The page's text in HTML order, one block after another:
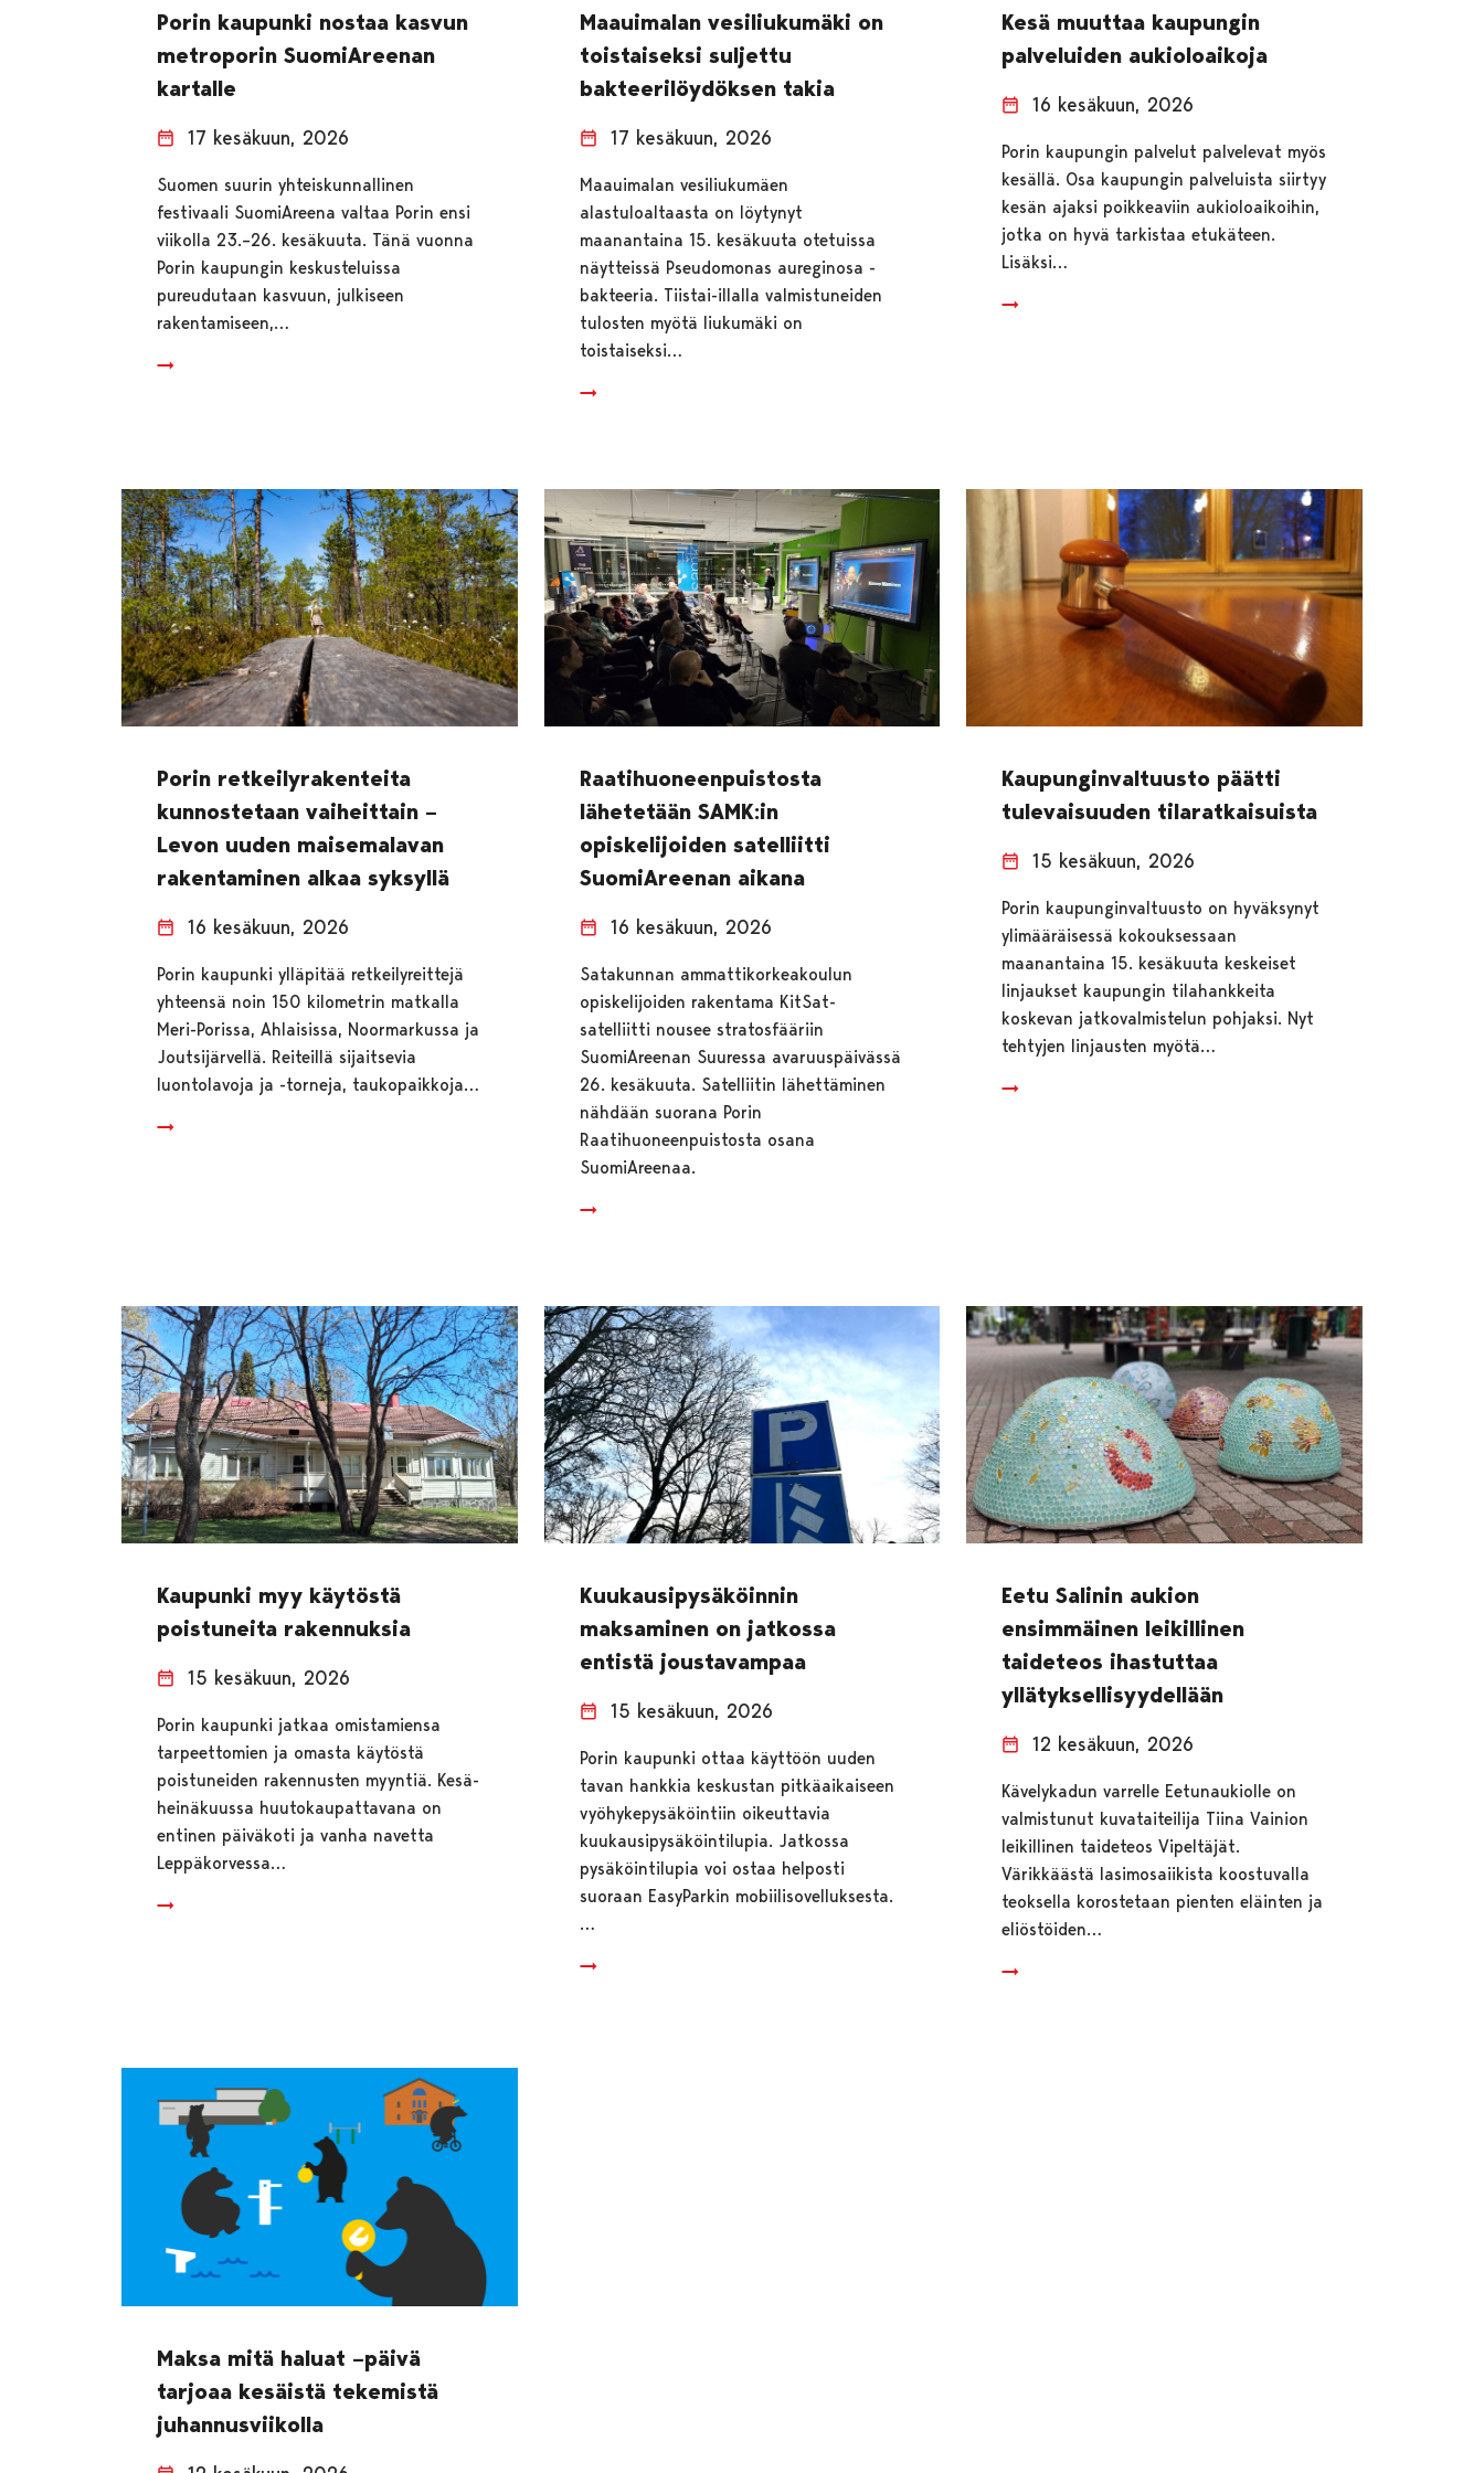
Porin kaupunki nostaa kasvun
metroporin SuomiAreenan
kartalle
17 kesäkuun, 2026
Suomen suurin yhteiskunnallinen
festivaali SuomiAreena valtaa Porin ensi
viikolla 23.–26. kesäkuuta. Tänä vuonna
Porin kaupungin keskusteluissa
pureudutaan kasvuun, julkiseen
rakentamiseen,…
Maauimalan vesiliukumäki on
toistaiseksi suljettu
bakteerilöydöksen takia
17 kesäkuun, 2026
Maauimalan vesiliukumäen
alastuloaltaasta on löytynyt
maanantaina 15. kesäkuuta otetuissa
näytteissä Pseudomonas aureginosa -
bakteeria. Tiistai-illalla valmistuneiden
tulosten myötä liukumäki on
toistaiseksi…
Kesä muuttaa kaupungin
palveluiden aukioloaikoja
16 kesäkuun, 2026
Porin kaupungin palvelut palvelevat myös
kesällä. Osa kaupungin palveluista siirtyy
kesän ajaksi poikkeaviin aukioloaikoihin,
jotka on hyvä tarkistaa etukäteen.
Lisäksi…
Porin retkeilyrakenteita
kunnostetaan vaiheittain –
Levon uuden maisemalavan
rakentaminen alkaa syksyllä
16 kesäkuun, 2026
Porin kaupunki ylläpitää retkeilyreittejä
yhteensä noin 150 kilometrin matkalla
Meri-Porissa, Ahlaisissa, Noormarkussa ja
Joutsijärvellä. Reiteillä sijaitsevia
luontolavoja ja -torneja, taukopaikkoja…
Raatihuoneenpuistosta
lähetetään SAMK:in
opiskelijoiden satelliitti
SuomiAreenan aikana
16 kesäkuun, 2026
Satakunnan ammattikorkeakoulun
opiskelijoiden rakentama KitSat-
satelliitti nousee stratosfääriin
SuomiAreenan Suuressa avaruuspäivässä
26. kesäkuuta. Satelliitin lähettäminen
nähdään suorana Porin
Raatihuoneenpuistosta osana
SuomiAreenaa.
Kaupunginvaltuusto päätti
tulevaisuuden tilaratkaisuista
15 kesäkuun, 2026
Porin kaupunginvaltuusto on hyväksynyt
ylimääräisessä kokouksessaan
maanantaina 15. kesäkuuta keskeiset
linjaukset kaupungin tilahankkeita
koskevan jatkovalmistelun pohjaksi. Nyt
tehtyjen linjausten myötä…
Kaupunki myy käytöstä
poistuneita rakennuksia
15 kesäkuun, 2026
Porin kaupunki jatkaa omistamiensa
tarpeettomien ja omasta käytöstä
poistuneiden rakennusten myyntiä. Kesä-
heinäkuussa huutokaupattavana on
entinen päiväkoti ja vanha navetta
Leppäkorvessa…
Kuukausipysäköinnin
maksaminen on jatkossa
entistä joustavampaa
15 kesäkuun, 2026
Porin kaupunki ottaa käyttöön uuden
tavan hankkia keskustan pitkäaikaiseen
vyöhykepysäköintiin oikeuttavia
kuukausipysäköintilupia. Jatkossa
pysäköintilupia voi ostaa helposti
suoraan EasyParkin mobiilisovelluksesta.
…
Eetu Salinin aukion
ensimmäinen leikillinen
taideteos ihastuttaa
yllätyksellisyydellään
12 kesäkuun, 2026
Kävelykadun varrelle Eetunaukiolle on
valmistunut kuvataiteilija Tiina Vainion
leikillinen taideteos Vipeltäjät.
Värikkäästä lasimosaiikista koostuvalla
teoksella korostetaan pienten eläinten ja
eliöstöiden…
Maksa mitä haluat –päivä
tarjoaa kesäistä tekemistä
juhannusviikolla